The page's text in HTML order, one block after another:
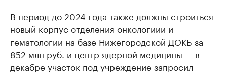
В период до 2024 года также должны строиться
новый корпус отделения онкологиии и
гематологии на базе Нижегородской ДОКБ за
852 млн руб. и центр ядерной медицины — в
декабре участок под учреждение запросил